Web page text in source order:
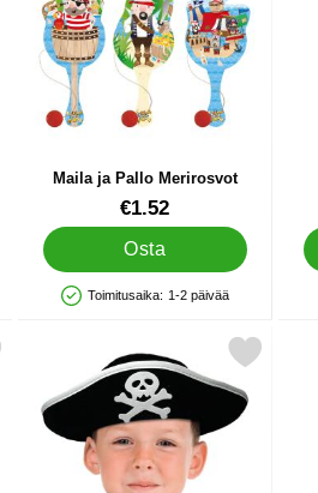
Maila ja Pallo Merirosvot
Tuote.nro 85123€1.52
Osta
Saatavuus: Varastossa
Toimitusaika: 1-2 päivää
Viirinauha suosikiksiMerkitse merirosvohattu